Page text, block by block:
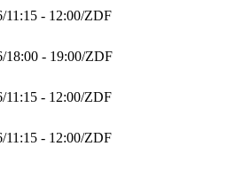
/11:15 - 12:00/ZDF
/18:00 - 19:00/ZDF
/11:15 - 12:00/ZDF
/11:15 - 12:00/ZDF